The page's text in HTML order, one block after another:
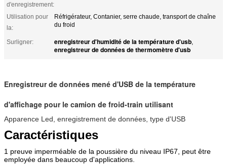
d'enregistrement:
Utilisation pour
la:
Réfrigérateur, Contanier, serre chaude, transport de chaîne
du froid
Surligner: enregistreur d'humidité de la température d'usb,
enregistreur de données de thermomètre d'usb
Enregistreur de données mené d'USB de la température
d'affichage pour le camion de froid-train utilisant
Apparence Led, enregistrement de données, type d'USB
Caractéristiques
1 preuve imperméable de la poussière du niveau IP67, peut être
employée dans beaucoup d'applications.